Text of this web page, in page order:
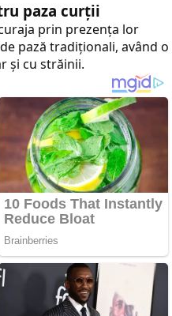
paza curții
prin prezența lor
pază tradiționali, având o
și cu străinii.